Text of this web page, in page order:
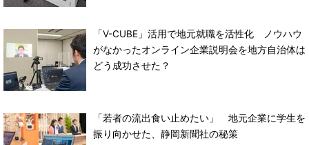
「V-CUBE」活用で地元就職を活性化 ノウハウ
がなかったオンライン企業説明会を地方自治体は
どう成功させた？
「若者の流出食い止めたい」 地元企業に学生を
振り向かせた、静岡新聞社の秘策